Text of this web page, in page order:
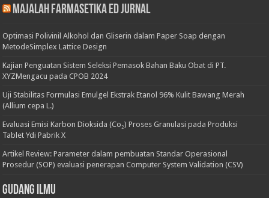
Majalah Farmasetika Ed Jurnal
Optimasi Polivinil Alkohol dan Gliserin dalam Paper Soap dengan
MetodeSimplex Lattice Design
Kajian Penguatan Sistem Seleksi Pemasok Bahan Baku Obat di PT.
XYZMengacu pada CPOB 2024
Uji Stabilitas Formulasi Emulgel Ekstrak Etanol 96% Kulit Bawang Merah
(Allium cepa L.)
Evaluasi Emisi Karbon Dioksida (Co₂) Proses Granulasi pada Produksi
Tablet Ydi Pabrik X
Artikel Review: Parameter dalam pembuatan Standar Operasional
Prosedur (SOP) evaluasi penerapan Computer System Validation (CSV)
Gudang Ilmu